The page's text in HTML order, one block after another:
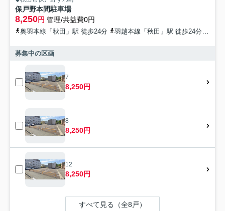
保戸野本間駐車場
8,250円 管理/共益費0円
奥羽本線「秋田」駅 徒歩24分 羽越本線「秋田」駅 徒歩24分
募集中の区画
7
8,250円
8
8,250円
12
8,250円
すべて見る（全8戸）